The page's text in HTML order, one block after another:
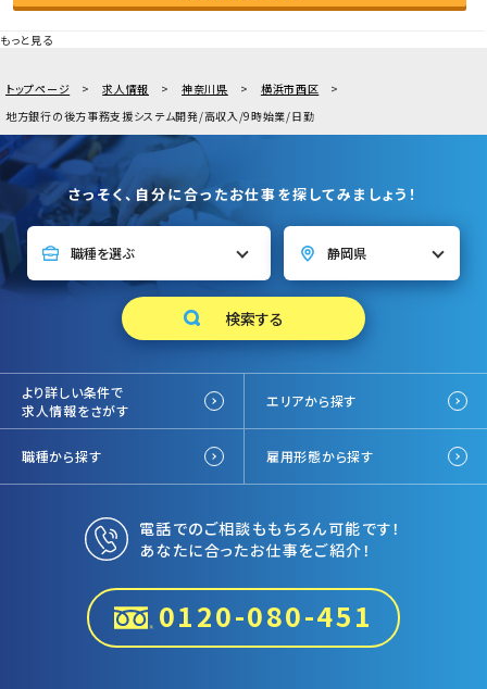
もっと見る
トップページ 求人情報 神奈川県
横浜市西区
地方銀行の後方事務支援システム開発/高収入/9時始業/日勤
さっそく、自分に合ったお仕事を探してみましょう！
より詳しい条件で
求人情報をさがす
エリアから探す
職種から探す 雇用形態から探す
電話でのご相談ももちろん可能です！
あなたに合ったお仕事をご紹介！
0120-080-451